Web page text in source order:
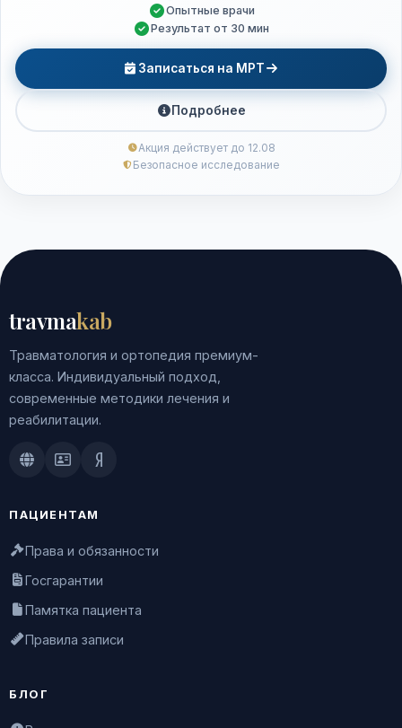
Опытные врачи
Результат от 30 мин
Записаться на МРТ
Подробнее
Акция действует до 12.08
Безопасное исследование
travmakab
Травматология и ортопедия премиум-
класса. Индивидуальный подход,
современные методики лечения и
реабилитации.
Doctu.ruПроДокторов
Яндекс.Здоровье
ПАЦИЕНТАМ
Права и обязанности
Госгарантии
Памятка пациента
Правила записи
БЛОГ